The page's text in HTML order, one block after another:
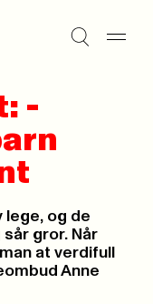
-
lege, og de
gror. Når
at verdifull
Anne